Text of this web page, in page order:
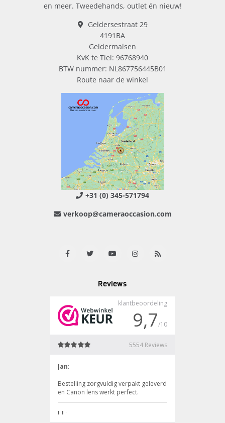
en meer. Tweedehands, outlet én nieuw!
Geldersestraat 29
4191BA
Geldermalsen
KvK te Tiel: 96768940
BTW nummer: NL867756445B01
Route naar de winkel
+31 (0) 345-571794
verkoop@cameraoccasion.com
Reviews